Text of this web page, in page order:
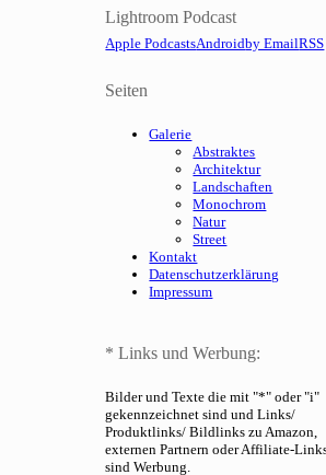
Lightroom Podcast
Apple PodcastsAndroidby EmailRSS
Seiten
Galerie
Abstraktes
Architektur
Landschaften
Monochrom
Natur
Street
Kontakt
Datenschutzerklärung
Impressum
* Links und Werbung:
Bilder und Texte die mit "*" oder "i"
gekennzeichnet sind und Links/
Produktlinks/ Bildlinks zu Amazon,
externen Partnern oder Affiliate-
sind Werbung.